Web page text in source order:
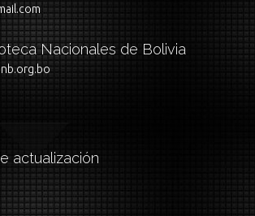
Nacionales de Bolivia
actualización